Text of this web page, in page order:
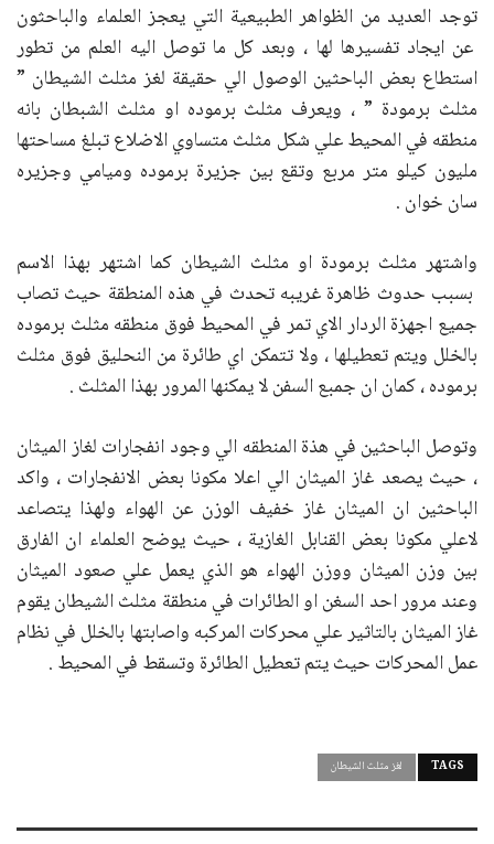
توجد العديد من الظواهر الطبيعية التي يعجز العلماء والباحثون
عن ايجاد تفسيرها لها ، وبعد كل ما توصل اليه العلم من تطور
استطاع بعض الباحثين الوصول الي حقيقة لغز مثلث الشيطان ”
مثلث برمودة ” ، ويعرف مثلث برموده او مثلث الشبطان بانه
منطقه في المحيط علي شكل مثلث متساوي الاضلاع تبلغ مساحتها
مليون كيلو متر مربع وتقع بين جزيرة برموده وميامي وجزيره
سان خوان .
واشتهر مثلث برمودة او مثلث الشيطان كما اشتهر بهذا الاسم
بسبب حدوث ظاهرة غريبه تحدث في هذه المنطقة حيث تصاب
جميع اجهزة الردار الاي تمر في المحيط فوق منطقه مثلث برموده
بالخلل ويتم تعطيلها ، ولا تتمكن اي طائرة من النحليق فوق مثلث
برموده ، كمان ان جمبع السفن لا يمكنها المرور بهذا المثلث .
وتوصل الباحثين في هذة المنطقه الي وجود انفجارات لغاز الميثان
، حيث يصعد غاز الميثان الي اعلا مكونا بعض الانفجارات ، واكد
الباحثين ان الميثان غاز خفيف الوزن عن الهواء ولهذا يتصاعد
لاعلي مكونا بعض القنابل الغازية ، حيث يوضح العلماء ان الفارق
بين وزن الميثان ووزن الهواء هو الذي يعمل علي صعود الميثان
وعند مرور احد السغن او الطائرات في منطقة مثلث الشيطان يقوم
غاز الميثان بالتاثير علي محركات المركبه واصابتها بالخلل في نظام
عمل المحركات حيث يتم تعطيل الطائرة وتسقط في المحيط .
TAGS لغز مثلث الشيطان